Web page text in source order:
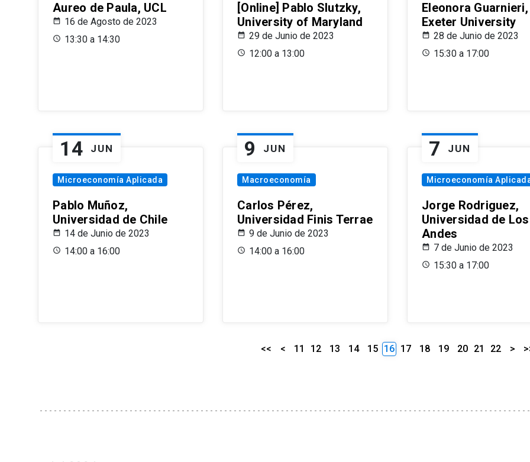
Aureo de Paula, UCL
16 de Agosto de 2023
13:30 a 14:30
[Online] Pablo Slutzky,
University of Maryland
29 de Junio de 2023
12:00 a 13:00
Eleonora Guarnieri,
Exeter University
28 de Junio de 2023
15:30 a 17:00
14 JUN
Microeconomía Aplicada
Pablo Muñoz,
Universidad de Chile
14 de Junio de 2023
14:00 a 16:00
9 JUN
Macroeconomía
Carlos Pérez,
Universidad Finis Terrae
9 de Junio de 2023
14:00 a 16:00
7 JUN
Microeconomía
Jorge Rodriguez,
Universidad de Los
Andes
7 de Junio de 2023
15:30 a 17:00
<< < 11 12 13 14 15 16 17 18 19 20 21 22 >